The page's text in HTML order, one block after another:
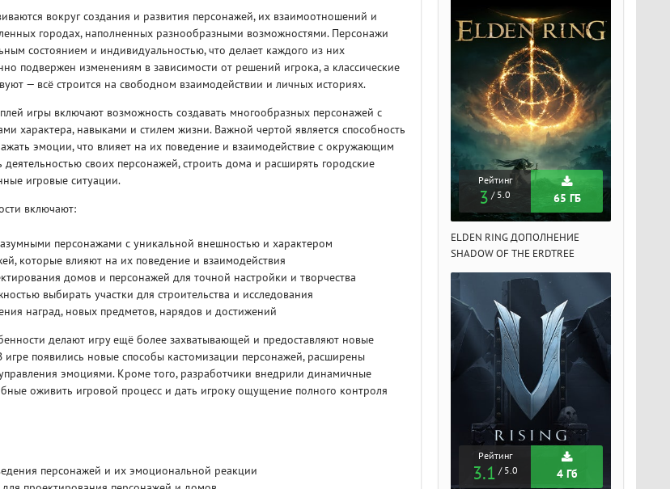
вокруг создания и развития персонажей, их взаимоотношений и
городах, наполненных разнообразными возможностями. Персонажи
состоянием и индивидуальностью, что делает каждого из них
подвержен изменениям в зависимости от решений игрока, а классические
— всё строится на свободном взаимодействии и личных историях.
игры включают возможность создавать многообразных персонажей с
характера, навыками и стилем жизни. Важной чертой является способность
эмоции, что влияет на их поведение и взаимодействие с окружающим
своих персонажей, строить дома и расширять городские
игровые ситуации.
включают:
персонажами с уникальной внешностью и характером
которые влияют на их поведение и взаимодействия
домов и персонажей для точной настройки и творчества
выбирать участки для строительства и исследования
наград, новых предметов, нарядов и достижений
делают игру ещё более захватывающей и предоставляют новые
игре появились новые способы кастомизации персонажей, расширены
эмоциями. Кроме того, разработчики внедрили динамичные
оживить игровой процесс и дать игроку ощущение полного контроля
персонажей и их эмоциональной реакции
ELDEN RING ДОПОЛНЕНИЕ
SHADOW OF THE ERDTREE
3.1/ 5.0 4 Гб
SHADOW OF THE ERDTREE
Рейтинг
3 / 5.0 65 ГБ
ELDEN RING ДОПОЛНЕНИЕ
SHADOW OF THE ERDTREE
Рейтинг
3.1 / 5.0 4 Гб